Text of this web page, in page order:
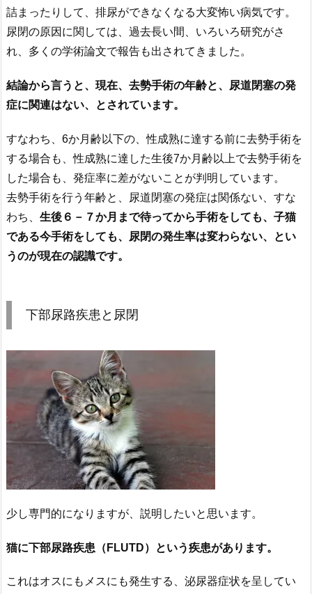
詰まったりして、排尿ができなくなる大変怖い病気です。
尿閉の原因に関しては、過去長い間、いろいろ研究がさ
れ、多くの学術論文で報告も出されてきました。
結論から言うと、現在、去勢手術の年齢と、尿道閉塞の発
症に関連はない、とされています。
すなわち、6か月齢以下の、性成熟に達する前に去勢手術を
する場合も、性成熟に達した生後7か月齢以上で去勢手術を
した場合も、発症率に差がないことが判明しています。
去勢手術を行う年齢と、尿道閉塞の発症は関係ない、すな
わち、 生後６－７か月まで待ってから手術をしても、子猫
である今手術をしても、尿閉の発生率は変わらない、とい
うのが現在の認識です。
下部尿路疾患と尿閉
少し専門的になりますが、説明したいと思います。
猫に下部尿路疾患（FLUTD）という疾患があります。
これはオスにもメスにも発生する、泌尿器症状を呈してい